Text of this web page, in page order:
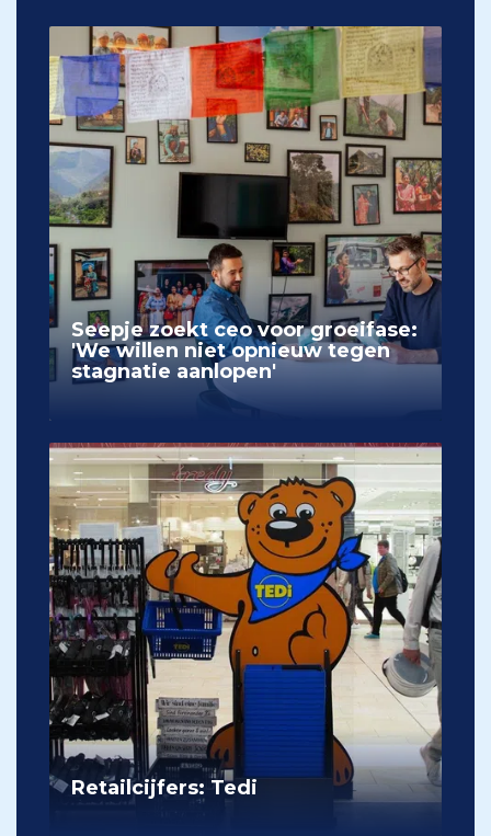
Seepje zoekt ceo voor groeifase:
'We willen niet opnieuw tegen
stagnatie aanlopen'
Retailcijfers: Tedi